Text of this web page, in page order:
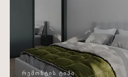
ᲠᲔᲛᲝᲜᲢᲘᲡ ᲢᲘᲞᲘ